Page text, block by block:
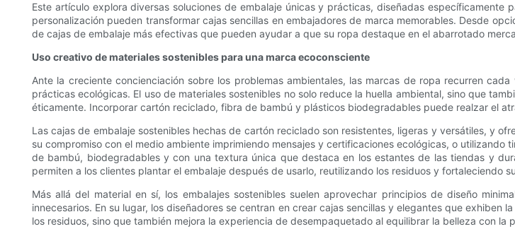
Este artículo explora diversas soluciones de embalaje únicas y prácticas, diseñadas
personalización pueden transformar cajas sencillas en embajadores de marca memorables. Desde
de cajas de embalaje más efectivas que pueden ayudar a que su ropa destaque en el abarrotado
Uso creativo de materiales sostenibles para una marca ecoconsciente
Ante la creciente concienciación sobre los problemas ambientales, las marcas de ropa recurren
prácticas ecológicas. El uso de materiales sostenibles no solo reduce la huella ambiental, sino que
éticamente. Incorporar cartón reciclado, fibra de bambú y plásticos biodegradables puede realzar el
Las cajas de embalaje sostenibles hechas de cartón reciclado son resistentes, ligeras y versátiles, y
su compromiso con el medio ambiente imprimiendo mensajes y certificaciones ecológicas, o
de bambú, biodegradables y con una textura única que destaca en los estantes de las tiendas y
permiten a los clientes plantar el embalaje después de usarlo, reutilizando los residuos y fortaleciendo
Más allá del material en sí, los embalajes sostenibles suelen aprovechar principios de diseño
innecesarios. En su lugar, los diseñadores se centran en crear cajas sencillas y elegantes que
los residuos, sino que también mejora la experiencia de desempaquetado al equilibrar la belleza con la